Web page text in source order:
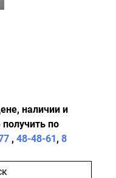
наличии и
по
, 48-48-61, 8